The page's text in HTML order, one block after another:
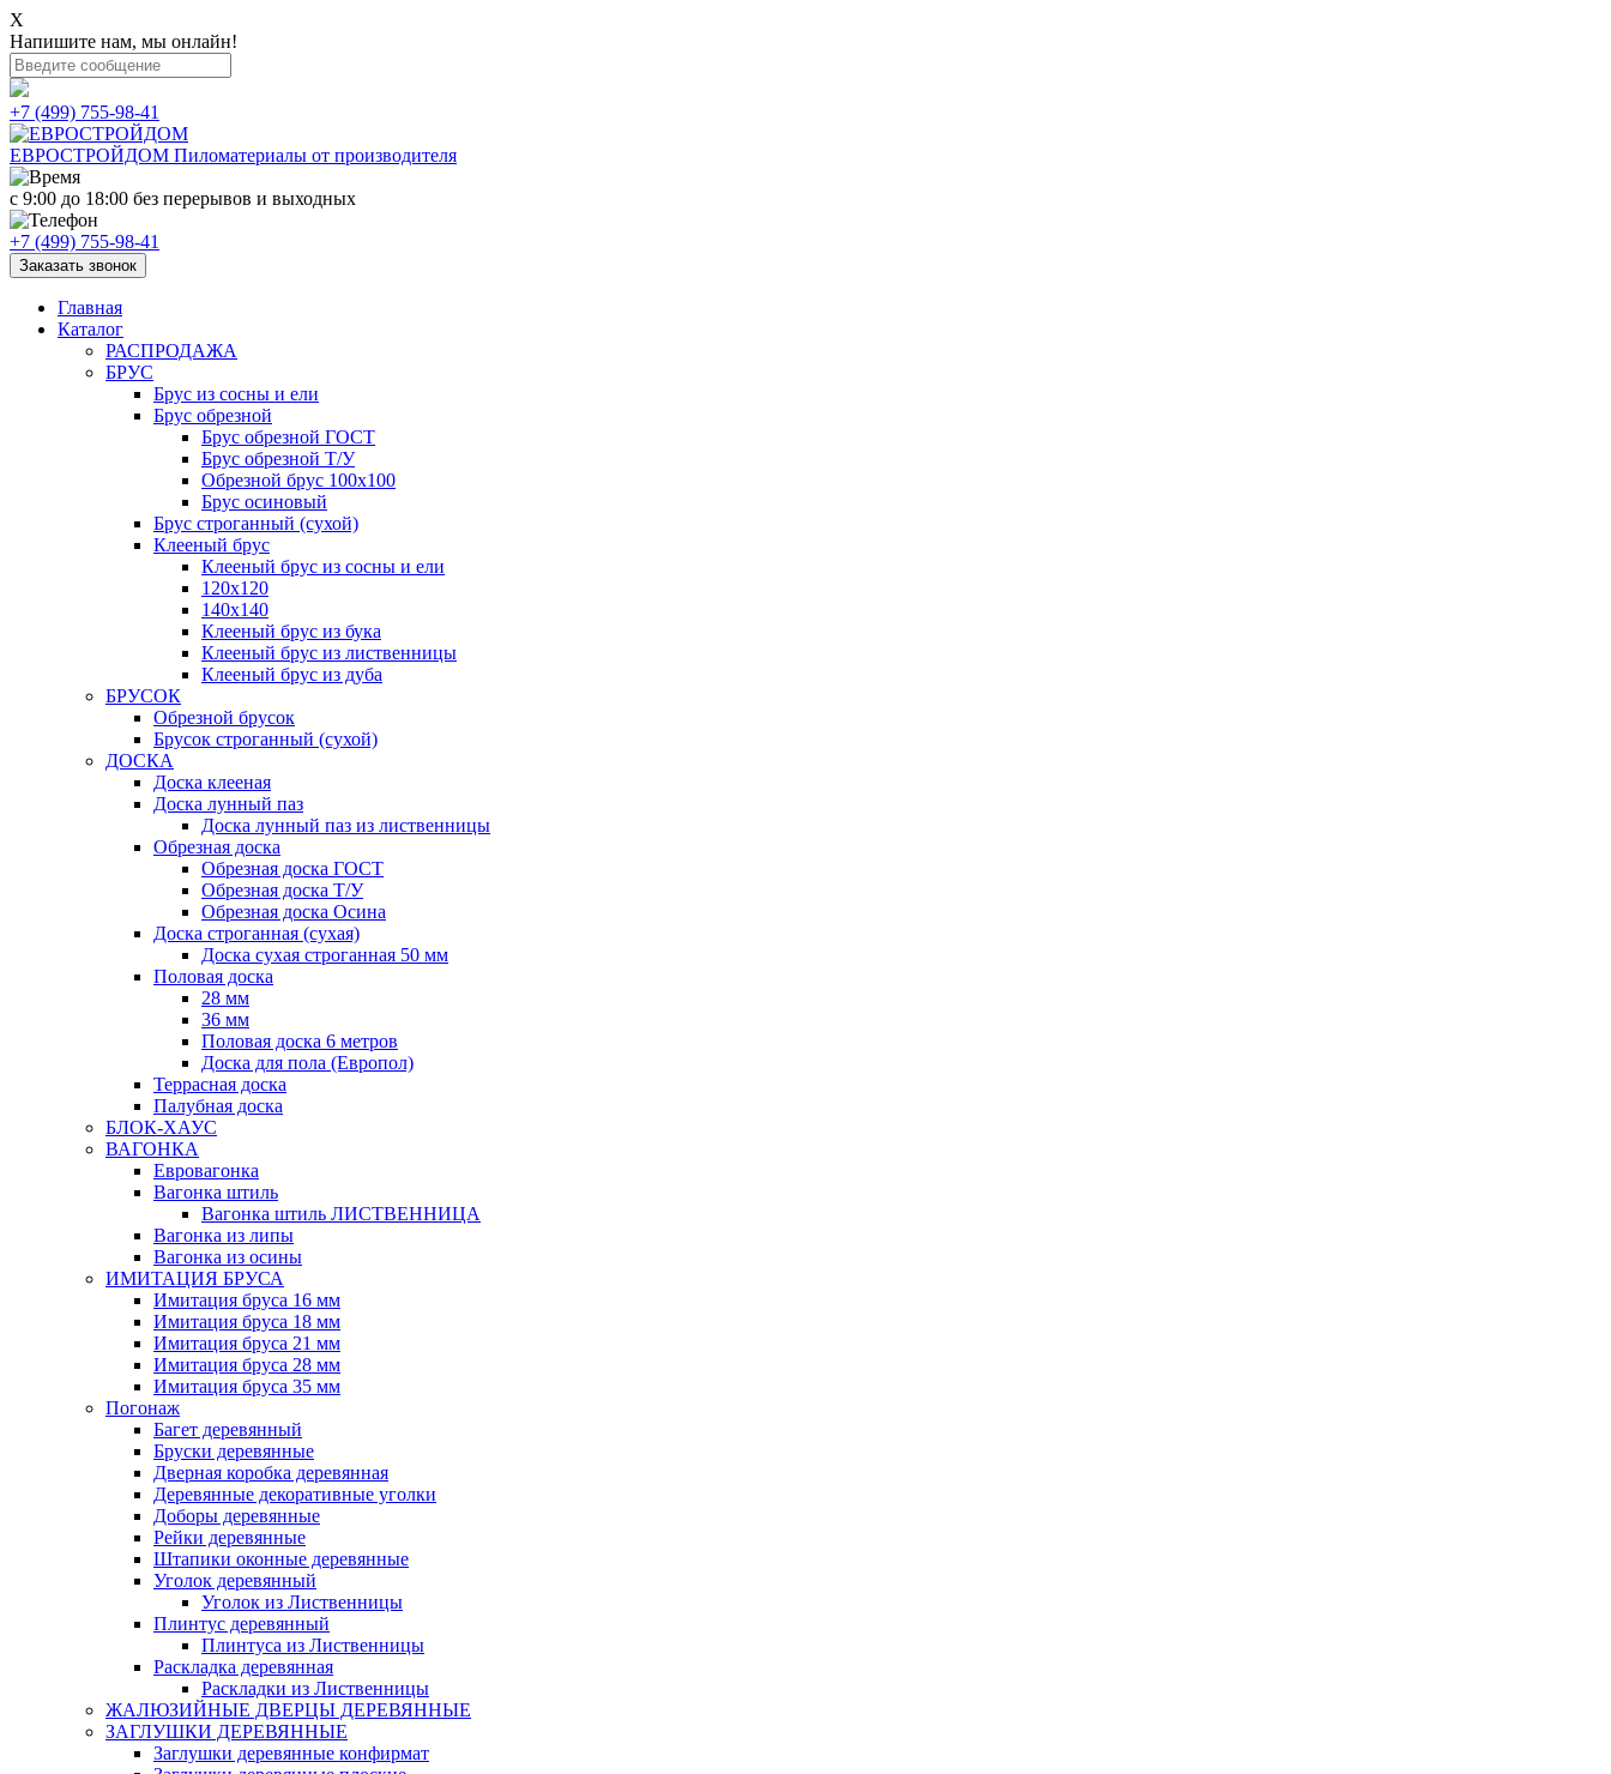
X
Напишите нам, мы онлайн!
+7 (499) 755-98-41
ЕВРОСТРОЙДОМ Пиломатериалы от производителя
с 9:00 до 18:00 без перерывов и выходных
+7 (499) 755-98-41
Заказать звонок
Главная
Каталог
РАСПРОДАЖА
БРУС
Брус из сосны и ели
Брус обрезной
Брус обрезной ГОСТ
Брус обрезной Т/У
Обрезной брус 100х100
Брус осиновый
Брус строганный (сухой)
Клееный брус
Клееный брус из сосны и ели
120х120
140х140
Клееный брус из бука
Клееный брус из лиственницы
Клееный брус из дуба
БРУСОК
Обрезной брусок
Брусок строганный (сухой)
ДОСКА
Доска клееная
Доска лунный паз
Доска лунный паз из лиственницы
Обрезная доска
Обрезная доска ГОСТ
Обрезная доска Т/У
Обрезная доска Осина
Доска строганная (сухая)
Доска сухая строганная 50 мм
Половая доска
28 мм
36 мм
Половая доска 6 метров
Доска для пола (Европол)
Террасная доска
Палубная доска
БЛОК-ХАУС
ВАГОНКА
Евровагонка
Вагонка штиль
Вагонка штиль ЛИСТВЕННИЦА
Вагонка из липы
Вагонка из осины
ИМИТАЦИЯ БРУСА
Имитация бруса 16 мм
Имитация бруса 18 мм
Имитация бруса 21 мм
Имитация бруса 28 мм
Имитация бруса 35 мм
Погонаж
Багет деревянный
Бруски деревянные
Дверная коробка деревянная
Деревянные декоративные уголки
Доборы деревянные
Рейки деревянные
Штапики оконные деревянные
Уголок деревянный
Уголок из Лиственницы
Плинтус деревянный
Плинтуса из Лиственницы
Раскладка деревянная
Раскладки из Лиственницы
ЖАЛЮЗИЙНЫЕ ДВЕРЦЫ ДЕРЕВЯННЫЕ
ЗАГЛУШКИ ДЕРЕВЯННЫЕ
Заглушки деревянные конфирмат